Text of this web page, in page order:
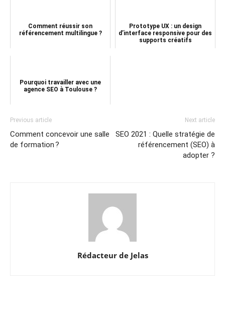
Comment réussir son
référencement multilingue ?
Prototype UX : un design
d’interface responsive pour des
supports créatifs
Pourquoi travailler avec une
agence SEO à Toulouse ?
Previous article
Comment concevoir une salle
de formation ?
Next article
SEO 2021 : Quelle stratégie de
référencement (SEO) à
adopter ?
Rédacteur de Jelas